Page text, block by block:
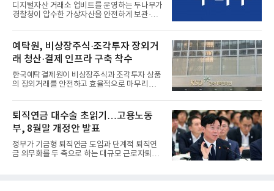
디지털자산 거래소 업비트를 운영하는 두나무가
경찰청이 압수한 가상자산을 안전하게 보관·관
예탁원, 비상장주식·조각투자 장외거
래 청산·결제 인프라 구축 착수
한국예탁결제원이 비상장주식과 조각투자 상품
의 장외거래를 안전하고 효율적으로 마무리하기
퇴직연금 대수술 초읽기…고용노동
부, 8월말 개정안 발표
정부가 기금형 퇴직연금 도입과 단계적 퇴직연
금 의무화를 두 축으로 하는 대규모 근로자퇴직